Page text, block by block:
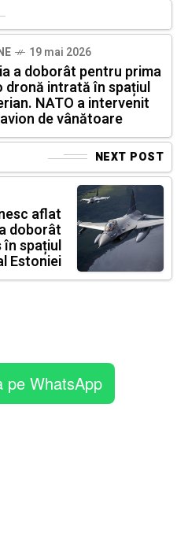
19 mai 2026
a doborât pentru prima
dronă intrată în spațiul
NATO a intervenit
de vânătoare
NEXT POST
aflat
doborât
spațiul
Estoniei
pe WhatsApp